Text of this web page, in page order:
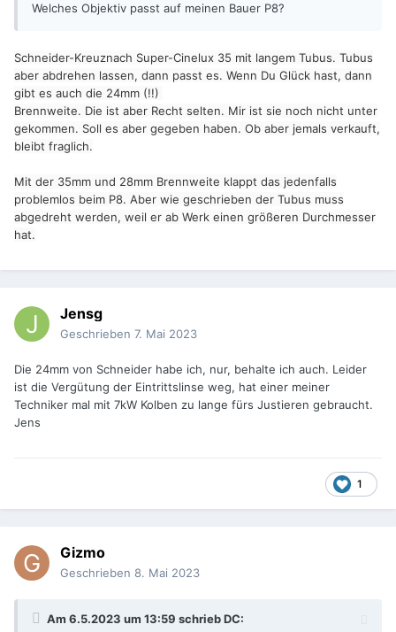
Welches Objektiv passt auf meinen Bauer P8?
Schneider-Kreuznach Super-Cinelux 35 mit langem Tubus. Tubus
aber abdrehen lassen, dann passt es. Wenn Du Glück hast, dann
gibt es auch die 24mm (!!)
Brennweite. Die ist aber Recht selten. Mir ist sie noch nicht unter
gekommen. Soll es aber gegeben haben. Ob aber jemals verkauft,
bleibt fraglich.
Mit der 35mm und 28mm Brennweite klappt das jedenfalls
problemlos beim P8. Aber wie geschrieben der Tubus muss
abgedreht werden, weil er ab Werk einen größeren Durchmesser
hat.
Jensg
Geschrieben 7. Mai 2023
Die 24mm von Schneider habe ich, nur, behalte ich auch. Leider
ist die Vergütung der Eintrittslinse weg, hat einer meiner
Techniker mal mit 7kW Kolben zu lange fürs Justieren gebraucht.
Jens
1
Gizmo
Geschrieben 8. Mai 2023
Am 6.5.2023 um 13:59 schriebDC: